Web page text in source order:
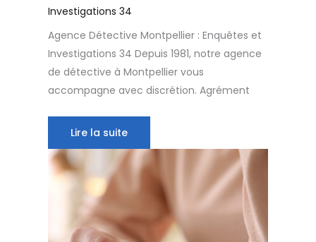
Investigations 34
Agence Détective Montpellier : Enquêtes et
Investigations 34 Depuis 1981, notre agence
de détective à Montpellier vous
accompagne avec discrétion. Agrément
Lire la suite